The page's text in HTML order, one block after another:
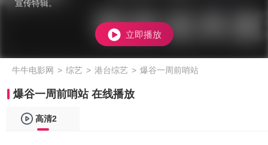
宣传特辑。
立即播放
牛牛电影网 > 综艺 > 港台综艺 > 爆谷一周前哨站
爆谷一周前哨站 在线播放
高清2